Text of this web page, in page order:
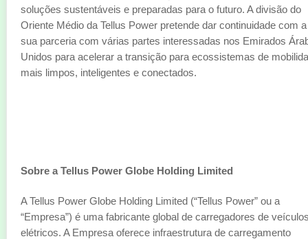
soluções sustentáveis e preparadas para o futuro. A divisão do
Oriente Médio da Tellus Power pretende dar continuidade com a
sua parceria com várias partes interessadas nos Emirados
Unidos para acelerar a transição para ecossistemas de
mais limpos, inteligentes e conectados.
Sobre a Tellus Power Globe Holding Limited
A Tellus Power Globe Holding Limited (“Tellus Power” ou a
“Empresa”) é uma fabricante global de carregadores de
elétricos. A Empresa oferece infraestrutura de carregamento